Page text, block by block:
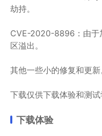
劫持。
CVE-2020-8896：由于
区溢出。
其他一些小的修复和更新
下载仅供下载体验和测试
下载体验